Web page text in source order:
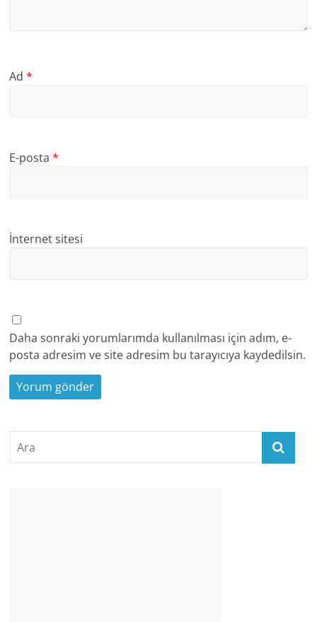
Ad*
E-posta*
İnternet sitesi
Daha sonraki yorumlarımda kullanılması için adım, e-
posta adresim ve site adresim bu tarayıcıya kaydedilsin.